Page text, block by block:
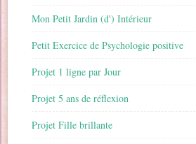
Mon Petit Jardin (d') Intérieur
Petit Exercice de Psychologie positive
Projet 1 ligne par Jour
Projet 5 ans de réflexion
Projet Fille brillante